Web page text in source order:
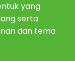
yang
serta
dan tema